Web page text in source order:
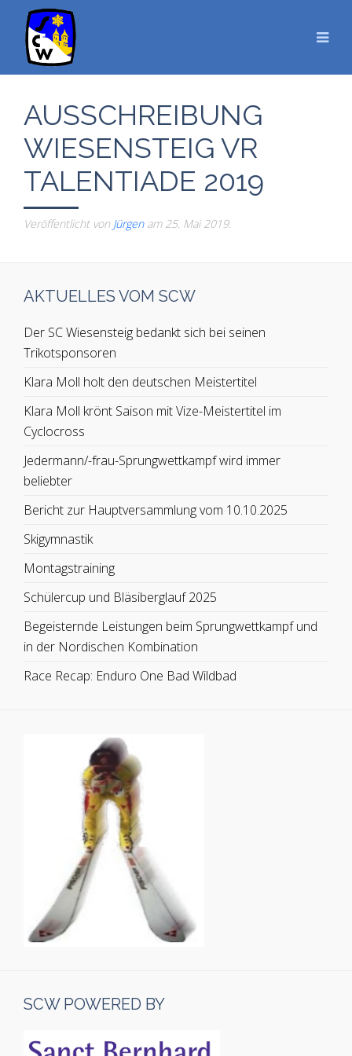
AUSSCHREIBUNG
WIESENSTEIG VR
TALENTIADE 2019
Veröffentlicht von Jürgenam 25. Mai 2019.
AKTUELLES VOM SCW
Der SC Wiesensteig bedankt sich bei seinen
Trikotsponsoren
Klara Moll holt den deutschen Meistertitel
Klara Moll krönt Saison mit Vize-Meistertitel im
Cyclocross
Jedermann/-frau-Sprungwettkampf wird immer
beliebter
Bericht zur Hauptversammlung vom 10.10.2025
Skigymnastik
Montagstraining
Schülercup und Bläsiberglauf 2025
Begeisternde Leistungen beim Sprungwettkampf und
in der Nordischen Kombination
Race Recap: Enduro One Bad Wildbad
SCW POWERED BY